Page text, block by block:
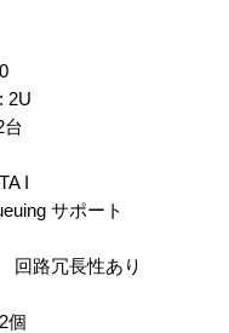
2U
台
I
サポート
路冗長性あり
個